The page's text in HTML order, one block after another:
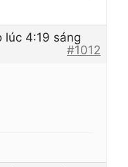
lúc 4:19 sáng
#1012